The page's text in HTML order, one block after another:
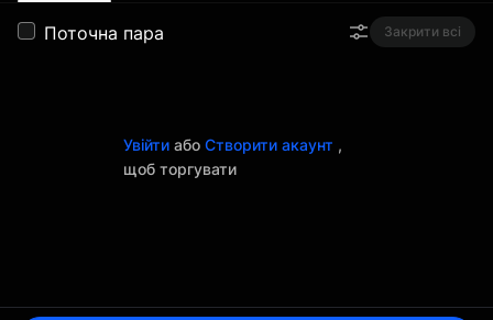
Поточна пара Закрити всі
Увійти або Створити акаунт ,
щоб торгувати